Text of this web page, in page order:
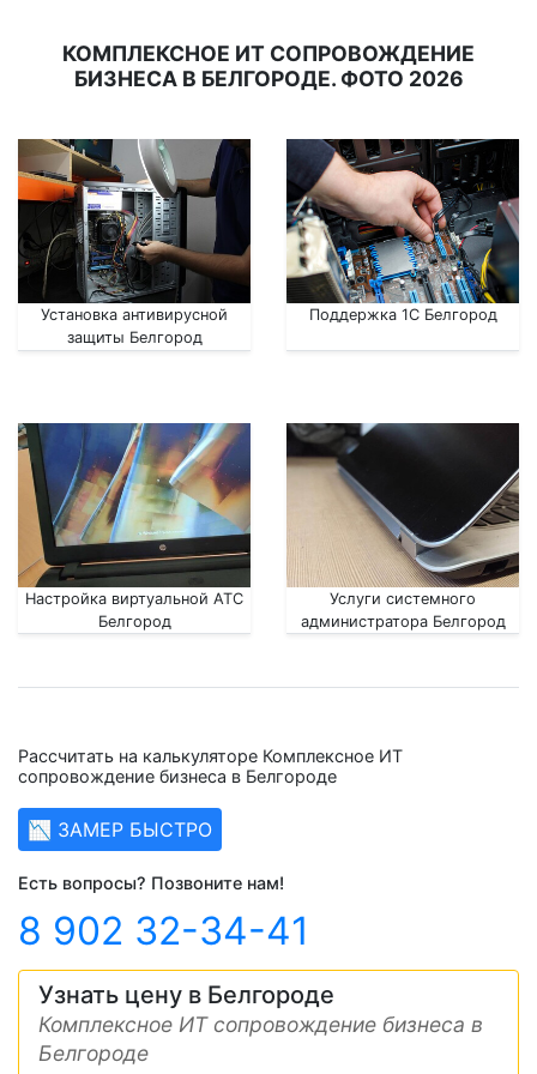
КОМПЛЕКСНОЕ ИТ СОПРОВОЖДЕНИЕ
БИЗНЕСА В БЕЛГОРОДЕ. ФОТО 2026
Установка антивирусной
защиты Белгород
Поддержка 1С Белгород
Настройка виртуальной АТС
Белгород
Услуги системного
администратора Белгород
Рассчитать на калькуляторе Комплексное ИТ
сопровождение бизнеса в Белгороде
📉 ЗАМЕР БЫСТРО
Есть вопросы? Позвоните нам!
8 902 32-34-41
Узнать цену в Белгороде
Комплексное ИТ сопровождение бизнеса в
Белгороде